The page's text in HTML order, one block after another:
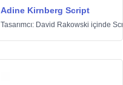
Adine Kirnberg Script
Tasarımcı: David Rakowski içinde